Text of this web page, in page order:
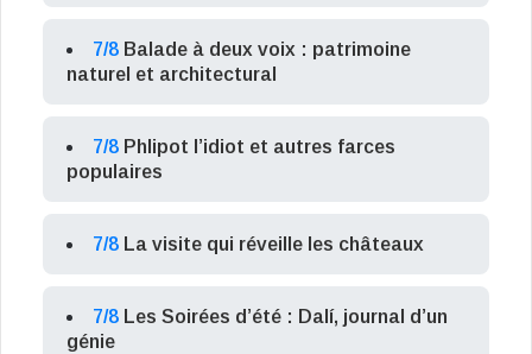
7/8 Balade à deux voix : patrimoine
naturel et architectural
7/8 Phlipot l’idiot et autres farces
populaires
7/8 La visite qui réveille les châteaux
7/8 Les Soirées d’été : Dalí, journal d’un
génie